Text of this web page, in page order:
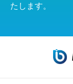
たします。